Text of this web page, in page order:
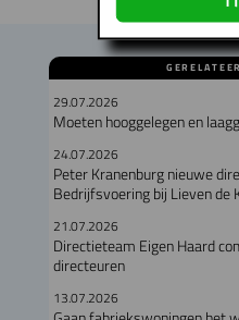
29.07.2026
Moeten hooggelegen en
24.07.2026
Peter Kranenburg nieuwe
Bedrijfsvoering bij Lieven de
21.07.2026
Directieteam Eigen Haard
directeuren
13.07.2026